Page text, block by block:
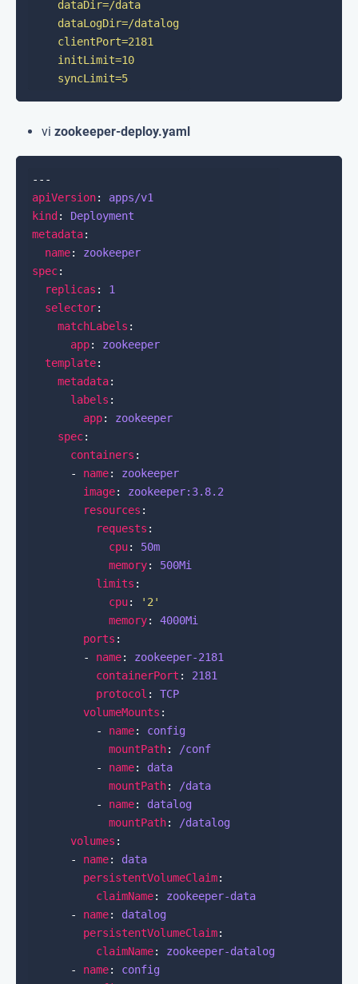
    syncLimit=5
vi zookeeper-deploy.yaml
apiVersion: apps/v1
kind : Deployment
metadata
name: zookeeper
spec
replicas : 1
selector
matchLabels
app: zookeeper
template
metadata
labels
app: zookeeper
spec
containers
      -
name: zookeeper
image: zookeeper:3.8.2
resources
requests
cpu: 50m
memory: 500Mi
limits
cpu:
'2'
memory: 4000Mi
ports
        -
name: zookeeper-2181
containerPort : 2181
protocol : TCP
volumeMounts
          -
name: config
mountPath:
/conf
          -
name: data
mountPath:
/data
          -
name: datalog
mountPath:
/datalog
volumes
      -
name: data
persistentVolumeClaim
claimName: zookeeper-data
      -
name: datalog
persistentVolumeClaim
claimName: zookeeper-datalog
      -
name: config